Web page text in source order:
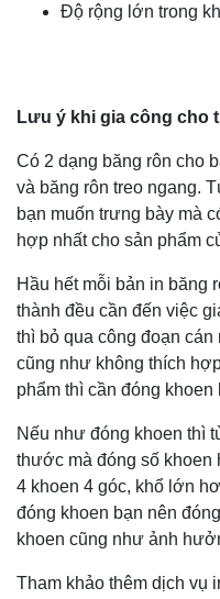
Độ rộng lớn trong
Lưu ý khi gia công cho
Có 2 dạng băng rôn cho
và băng rôn treo ngang.
bạn muốn trưng bày mà
hợp nhất cho sản phẩm
Hầu hết mỗi bản in băng
thành đều cần đến việc
thì bỏ qua công đoạn
cũng như không thích
phẩm thì cần đóng khoen
Nếu như đóng khoen thì
thước mà đóng số khoen
4 khoen 4 góc, khổ lớn
đóng khoen bạn nên
khoen cũng như ảnh
Tham khảo thêm dịch vụ